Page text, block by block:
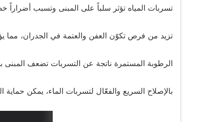
تسربات المياه تؤثر سلباً على المبنى وتسبب أضراراً
تزيد من فرص تكوّن العفن والعتمة في الجدران، مما
الرطوبة المستمرة ناتجة عن التسربات تضعف
بالإصلاح السريع والفعّال لتسربات الماء، يمكن